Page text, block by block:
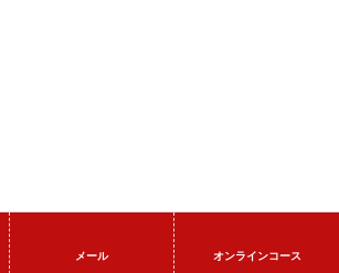
メール オンラインコース